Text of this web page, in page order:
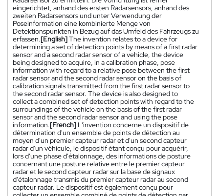
eingerichtet, anhand des ersten Radarsensors, anhand des
zweiten Radarsensors und unter Verwendung der
Poseinformation eine kombinierte Menge von
Detektionspunkten in Bezug auf das Umfeld des Fahrzeugs zu
erfassen.[English]The invention relates to a device for
determining a set of detection points by means of a first radar
sensor and a second radar sensor of a vehicle, the device
being designed to acquire, in a calibration phase, pose
information with regard to a relative pose between the first
radar sensor and the second radar sensor on the basis of
calibration signals transmitted from the first radar sensor to
the second radar sensor. The device is also designed to
collect a combined set of detection points with regard to the
surroundings of the vehicle on the basis of the first radar
sensor and the second radar sensor and using the pose
information.[French] L'invention concerne un dispositif de
détermination d'un ensemble de points de détection au
moyen d'un premier capteur radar et d'un second capteur
radar d'un véhicule, le dispositif étant conçu pour acquérir,
lors d'une phase d'étalonnage, des informations de posture
concernant une posture relative entre le premier capteur
radar et le second capteur radar sur la base de signaux
d'étalonnage transmis du premier capteur radar au second
capteur radar. Le dispositif est également conçu pour